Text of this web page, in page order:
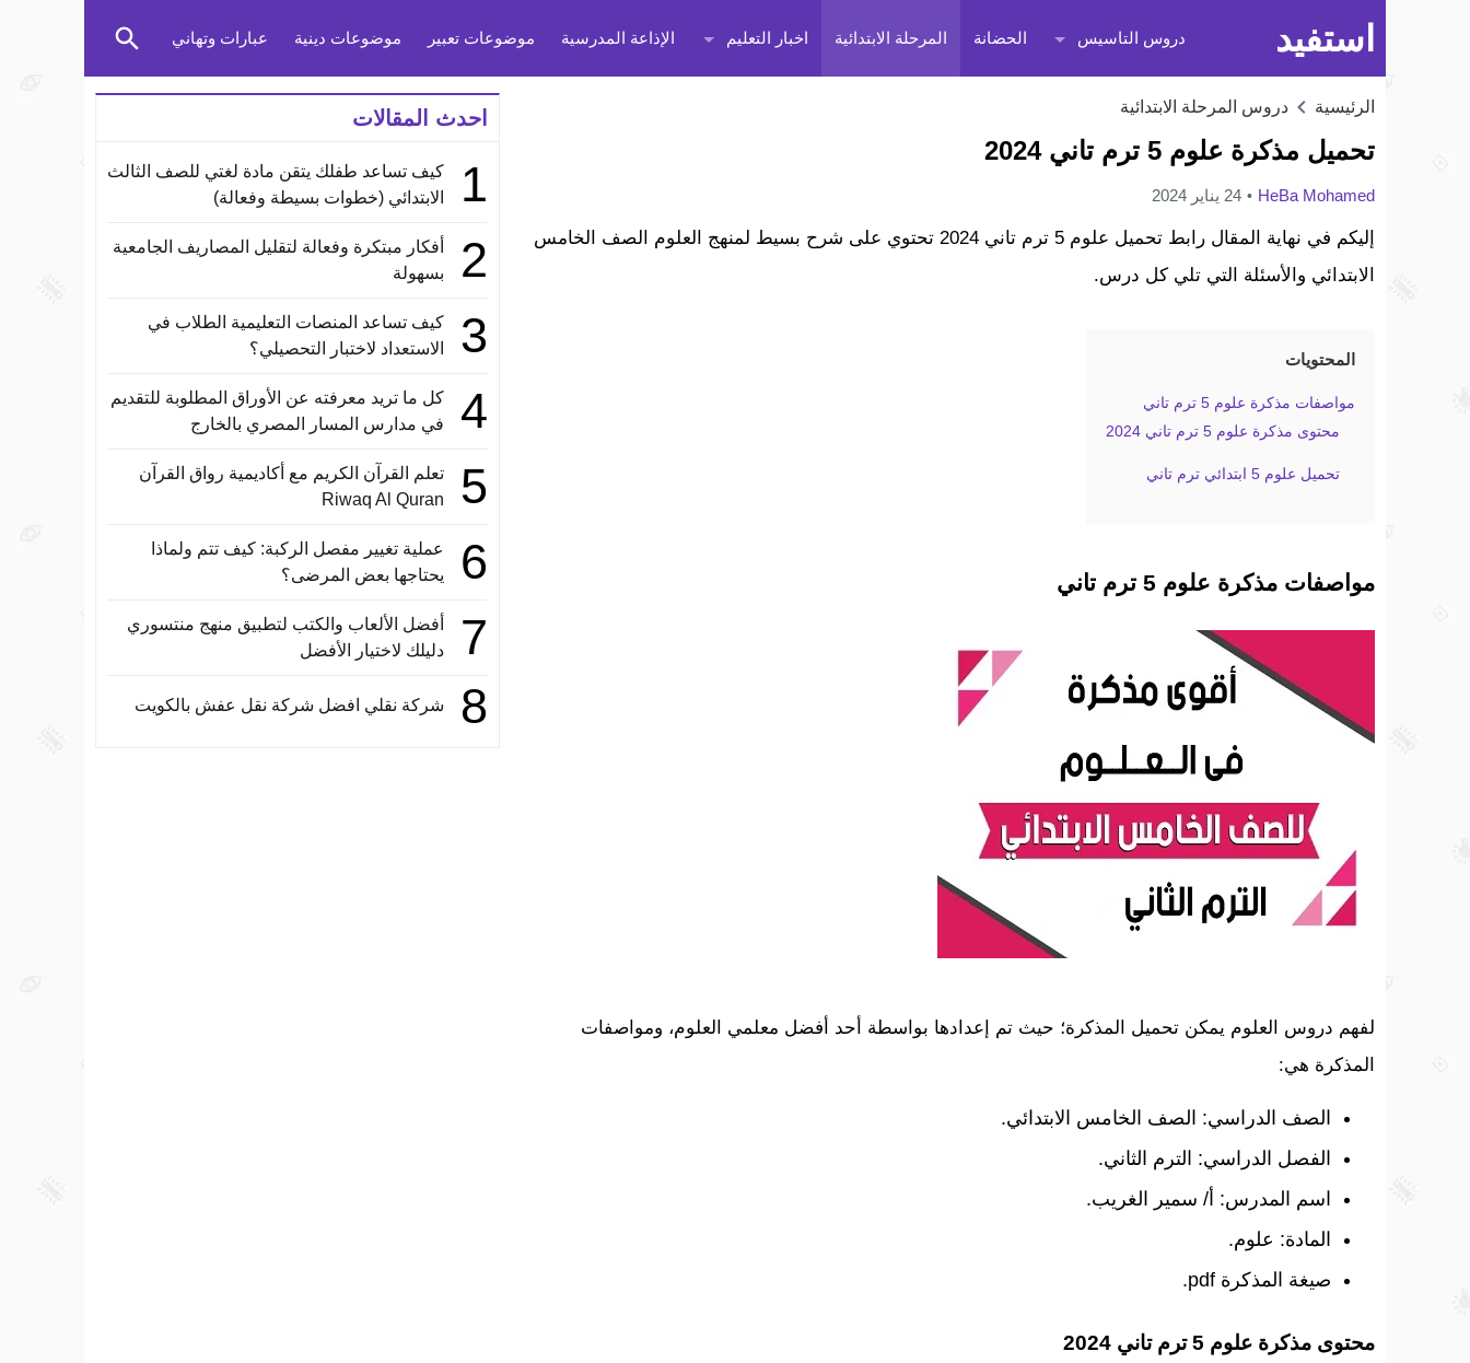
استفيد دروس التاسيس الحضانة المرحلة الابتدائية اخبار التعليم الإذاعة المدرسية موضوعات تعبير موضوعات دينية عبارات وتهاني
الرئيسية دروس المرحلة الابتدائية
تحميل مذكرة علوم 5 ترم تاني 2024
HeBa Mohamed 24 يناير 2024
إليكم في نهاية المقال رابط تحميل علوم 5 ترم تاني 2024 تحتوي على شرح بسيط لمنهج العلوم الصف الخامس
الابتدائي والأسئلة التي تلي كل درس.
المحتويات
مواصفات مذكرة علوم 5 ترم تاني
محتوى مذكرة علوم 5 ترم تاني 2024
تحميل علوم 5 ابتدائي ترم تاني
مواصفات مذكرة علوم 5 ترم تاني
لفهم دروس العلوم يمكن تحميل المذكرة؛ حيث تم إعدادها بواسطة أحد أفضل معلمي العلوم، ومواصفات
المذكرة هي:
الصف الدراسي: الصف الخامس الابتدائي.
الفصل الدراسي: الترم الثاني.
اسم المدرس: أ/ سمير الغريب.
المادة: علوم.
صيغة المذكرة pdf.
محتوى مذكرة علوم 5 ترم تاني 2024
احدث المقالات
1
كيف تساعد طفلك يتقن مادة لغتي للصف الثالث
الابتدائي (خطوات بسيطة وفعالة)
2
أفكار مبتكرة وفعالة لتقليل المصاريف الجامعية
بسهولة
3
كيف تساعد المنصات التعليمية الطلاب في
الاستعداد لاختبار التحصيلي؟
4
كل ما تريد معرفته عن الأوراق المطلوبة للتقديم
في مدارس المسار المصري بالخارج
5
تعلم القرآن الكريم مع أكاديمية رواق القرآن
Riwaq Al Quran
6
عملية تغيير مفصل الركبة: كيف تتم ولماذا
يحتاجها بعض المرضى؟
7
أفضل الألعاب والكتب لتطبيق منهج منتسوري
دليلك لاختيار الأفضل
8 شركة نقلي افضل شركة نقل عفش بالكويت